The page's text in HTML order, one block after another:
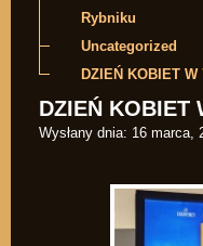
Rybniku
Uncategorized
DZIEŃ KOBIET W
DZIEŃ KOBIET
Wysłany dnia: 16 marca,